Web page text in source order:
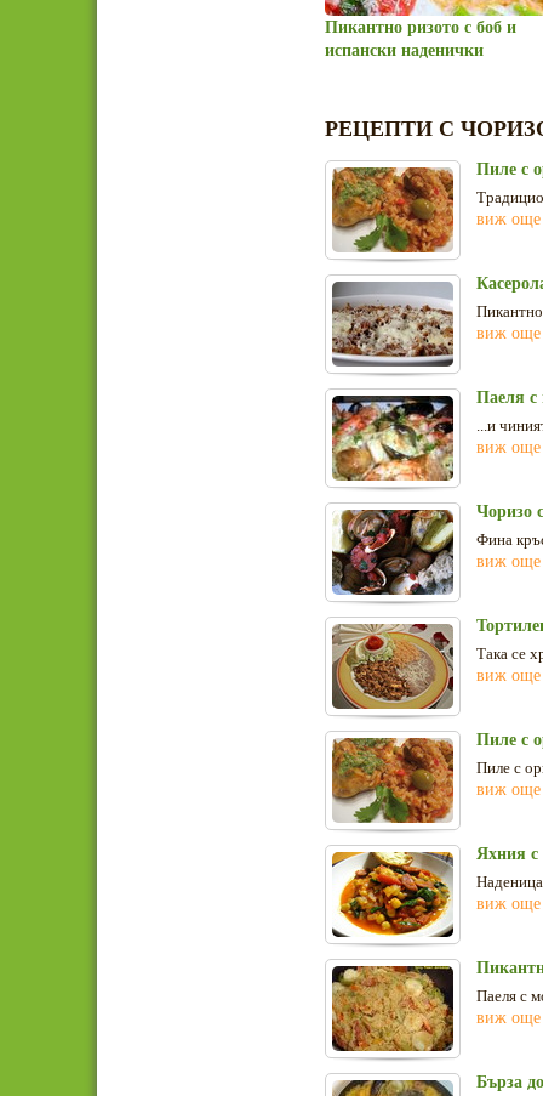
Пикантно ризото с боб и
испански наденички
РЕЦЕПТИ С
Пиле с
виж още
виж още
Паеля с
...и
виж още
Чоризо
Фина
виж още
Така се
виж още
Пиле с
Пиле с
виж още
Яхния с
виж още
Паеля с
виж още
Бърза